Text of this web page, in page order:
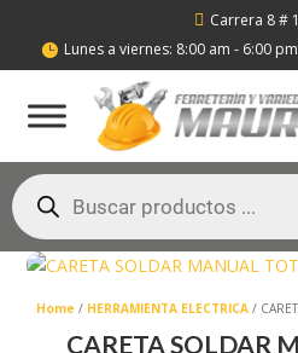
 Carrera 8 #
 Lunes a viernes: 8:00 am - 6:00
Búsqueda
de
productos
Home / HERRAMIENTA ELECTRICA/
CARETA SOLDAR